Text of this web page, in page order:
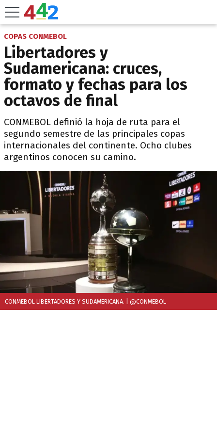
COPAS CONMEBOL
Libertadores y
Sudamericana: cruces,
formato y fechas para los
octavos de final
CONMEBOL definió la hoja de ruta para el
segundo semestre de las principales copas
internacionales del continente. Ocho clubes
argentinos conocen su camino.
CONMEBOL LIBERTADORES Y SUDAMERICANA. | @CONMEBOL